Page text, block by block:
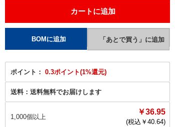
ポイント： 0.3ポイント(1%還元)
送料： 送料無料でお届けします
1,000個以上
￥36.95
(税込￥ 40.64)